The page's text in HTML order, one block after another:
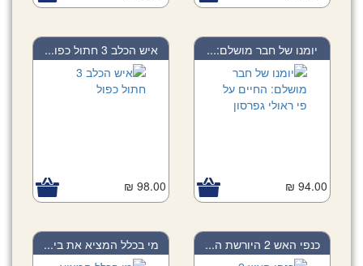
יומנו של חבר מושלם:...
94.00 ₪
איש הכלב 3 חתול כפו...
98.00 ₪
כנפי האש 2 היורשת ה... מי בכלל המציא את בי...